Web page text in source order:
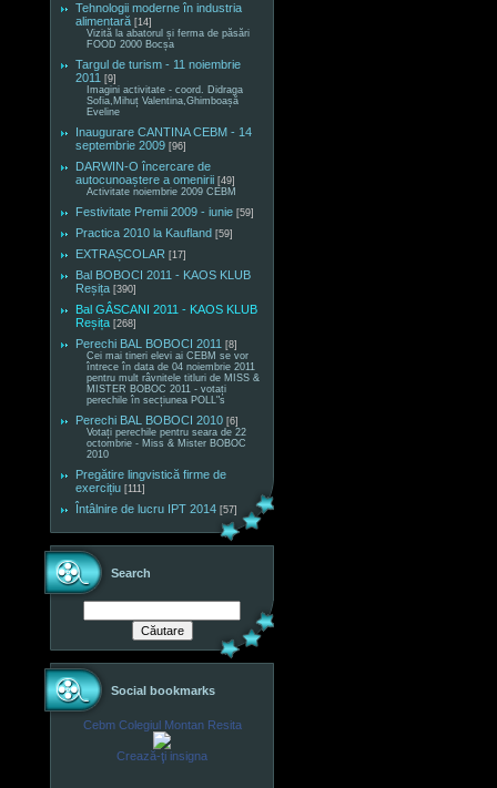
Tehnologii moderne în industria
alimentară [14]
Vizită la abatorul și ferma de păsări
FOOD 2000 Bocșa
Targul de turism - 11 noiembrie
2011 [9]
Imagini activitate - coord. Didraga
Sofia,Mihuț Valentina,Ghimboașă
Eveline
Inaugurare CANTINA CEBM - 14
septembrie 2009 [96]
DARWIN-O încercare de
autocunoaștere a omenirii [49]
Activitate noiembrie 2009 CEBM
Festivitate Premii 2009 - iunie [59]
Practica 2010 la Kaufland [59]
EXTRAȘCOLAR [17]
Bal BOBOCI 2011 - KAOS KLUB
Reșița [390]
Bal GÂSCANI 2011 - KAOS KLUB
Reșița [268]
Perechi BAL BOBOCI 2011 [8]
Cei mai tineri elevi ai CEBM se vor
întrece în data de 04 noiembrie 2011
pentru mult râvnitele titluri de MISS &
MISTER BOBOC 2011 - votați
perechile în secțiunea POLL"s
Perechi BAL BOBOCI 2010 [6]
Votați perechile pentru seara de 22
octombrie - Miss & Mister BOBOC
2010
Pregătire lingvistică firme de
exercițiu [111]
Întâlnire de lucru IPT 2014 [57]
Search
Social bookmarks
Cebm Colegiul Montan Resita
Crează-ţi insigna